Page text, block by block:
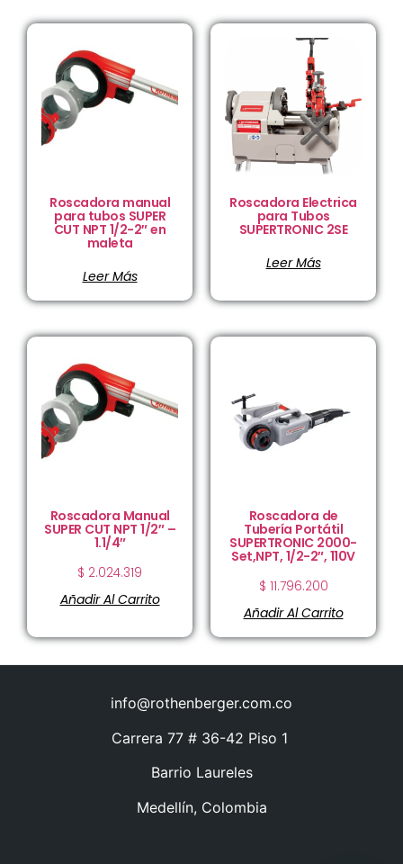
Roscadora manual
para tubos SUPER
CUT NPT 1/2-2″ en
maleta
Leer Más
Roscadora Electrica
para Tubos
SUPERTRONIC 2SE
Leer Más
Roscadora Manual
SUPER CUT NPT 1/2″ –
1.1/4″
$ 2.024.319
Añadir Al Carrito
Roscadora de
Tubería Portátil
SUPERTRONIC 2000-
Set,NPT, 1/2-2″, 110V
$ 11.796.200
Añadir Al Carrito
info@rothenberger.com.co
Carrera 77 # 36-42 Piso 1
Barrio Laureles
Medellín, Colombia